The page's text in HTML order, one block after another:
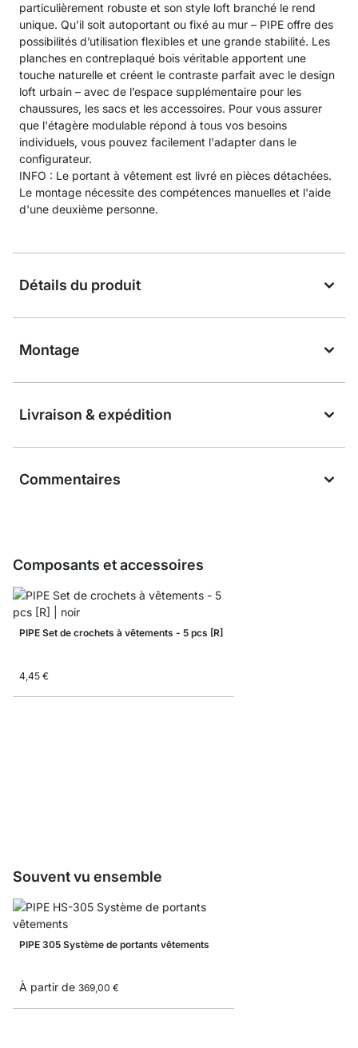
particulièrement robuste et son style loft branché le rend
unique. Qu’il soit autoportant ou fixé au mur – PIPE offre des
possibilités d’utilisation flexibles et une grande stabilité. Les
planches en contreplaqué bois véritable apportent une
touche naturelle et créent le contraste parfait avec le design
loft urbain – avec de l’espace supplémentaire pour les
chaussures, les sacs et les accessoires. Pour vous assurer
que l'étagère modulable répond à tous vos besoins
individuels, vous pouvez facilement l'adapter dans le
configurateur.
INFO : Le portant à vêtement est livré en pièces détachées.
Le montage nécessite des compétences manuelles et l'aide
d'une deuxième personne.
Détails du produit
Montage
Livraison & expédition
Commentaires
Composants et accessoires
PIPE Set de crochets à vêtements - 5 pcs [R]
4,45 €
Souvent vu ensemble
PIPE 305 Système de portants vêtements
À partir de 369,00 €